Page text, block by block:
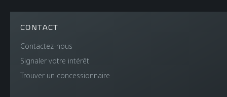
CONTACT
Contactez-nous
Signaler votre intérêt
Trouver un concessionnaire